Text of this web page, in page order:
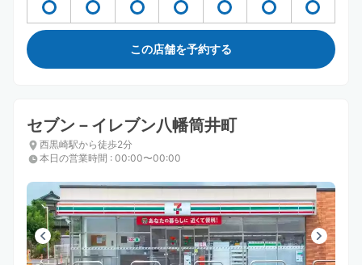
この店舗を予約する
セブン－イレブン八幡筒井町
西黒崎駅から徒歩2分
本日の営業時間 : 00:00〜00:00